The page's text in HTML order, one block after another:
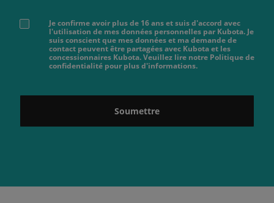
Je confirme avoir plus de 16 ans et suis d'accord avec
l'utilisation de mes données personnelles par Kubota. Je
suis conscient que mes données et ma demande de
contact peuvent être partagées avec Kubota et les
concessionnaires Kubota. Veuillez lire notre Politique de
confidentialité pour plus d'informations.
Soumettre